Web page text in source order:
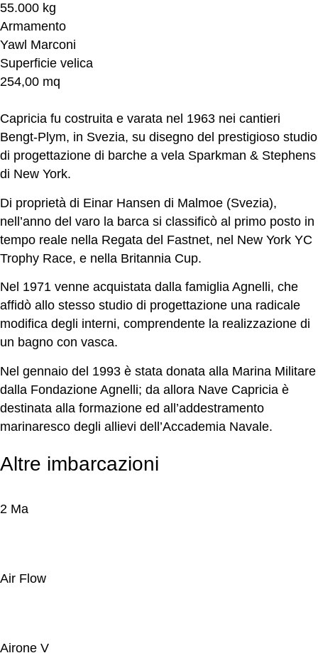
55.000 kg
Armamento
Yawl Marconi
Superficie velica
254,00 mq
Capricia fu costruita e varata nel 1963 nei cantieri
Bengt-Plym, in Svezia, su disegno del prestigioso studio
di progettazione di barche a vela Sparkman & Stephens
di New York.
Di proprietà di Einar Hansen di Malmoe (Svezia),
nell’anno del varo la barca si classificò al primo posto in
tempo reale nella Regata del Fastnet, nel New York YC
Trophy Race, e nella Britannia Cup.
Nel 1971 venne acquistata dalla famiglia Agnelli, che
affidò allo stesso studio di progettazione una radicale
modifica degli interni, comprendente la realizzazione di
un bagno con vasca.
Nel gennaio del 1993 è stata donata alla Marina Militare
dalla Fondazione Agnelli; da allora Nave Capricia è
destinata alla formazione ed all’addestramento
marinaresco degli allievi dell’Accademia Navale.
Altre imbarcazioni
2 Ma
Air Flow
Airone V